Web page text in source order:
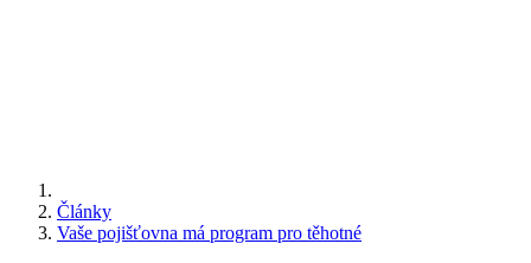
Články
Vaše pojišťovna má program pro těhotné